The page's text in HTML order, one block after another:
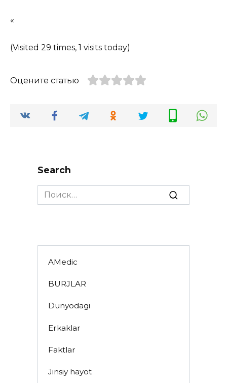
«
(Visited 29 times, 1 visits today)
Оцените статью
Search
Search
for:
AMedic
BURJLAR
Dunyodagi
Erkaklar
Faktlar
Jinsiy hayot